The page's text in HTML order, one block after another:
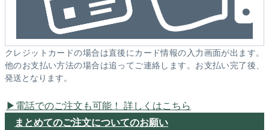
クレジットカードの場合は直後にカード情報の入力画面が出ます。
他のお支払い方法の場合は追ってご連絡します。お支払い完了後、
発送となります。
電話でのご注文も可能！ 詳しくはこちら
まとめてのご注文についてのお願い